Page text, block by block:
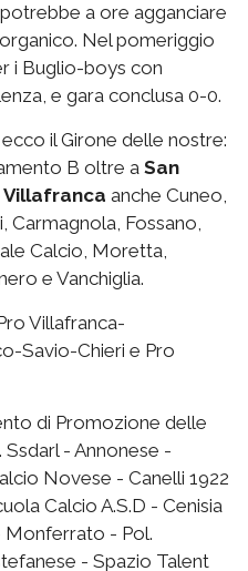
a ore agganciare
Nel pomeriggio
i Buglio-boys con
e gara conclusa 0-0.
ecco il Girone delle nostre:
B oltre a San
Villafranca anche Cuneo,
Carmagnola, Fossano,
Calcio, Moretta,
e Vanchiglia.
Villafranca-
Savio-Chieri e Pro
di Promozione delle
Ssdarl - Annonese -
Novese - Canelli 1922
Calcio A.S.D - Cenisia
Monferrato - Pol.
- Spazio Talent